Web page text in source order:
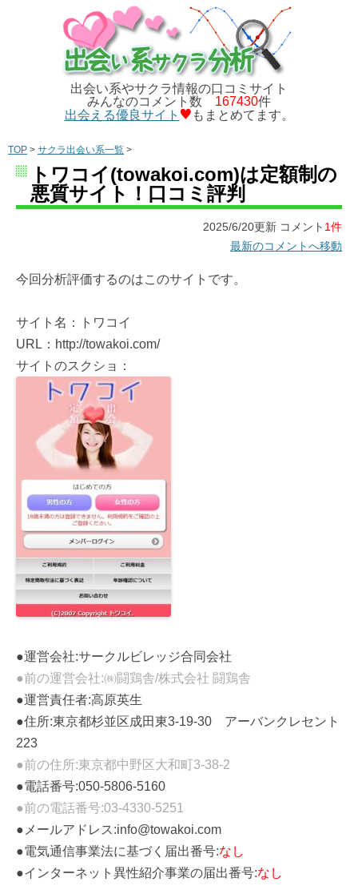
出会い系やサクラ情報の口コミサイト
みんなのコメント数 167430件
出会える優良サイト
もまとめてます。
TOP > サクラ出会い系一覧 >
トワコイ(towakoi.com)は定額制の
悪質サイト！口コミ評判
2025/6/20更新 コメント 1件
最新のコメントへ移動
今回分析評価するのはこのサイトです。
サイト名：トワコイ
URL：http://towakoi.com/
サイトのスクショ：
●運営会社:サークルビレッジ合同会社
●前の運営会社:㈱闘鶏舎/株式会社 闘鶏舎
●運営責任者:高原英生
●住所:東京都杉並区成田東3-19-30 アーバンクレセント
223
●前の住所:東京都中野区大和町3-38-2
●電話番号:050-5806-5160
●前の電話番号:03-4330-5251
●メールアドレス:info@towakoi.com
●電気通信事業法に基づく届出番号:なし
●インターネット異性紹介事業の届出番号:なし